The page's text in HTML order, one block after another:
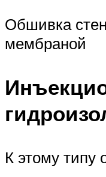
Обшивка
мембраной
К этому типу